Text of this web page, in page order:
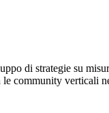
di strategie su
community verticali